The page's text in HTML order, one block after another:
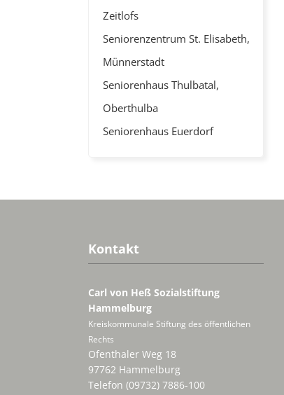
Zeitlofs
Seniorenzentrum St. Elisabeth,
Münnerstadt
Seniorenhaus Thulbatal,
Oberthulba
Seniorenhaus Euerdorf
Kontakt
Carl von Heß Sozialstiftung
Hammelburg
Kreiskommunale Stiftung des öffentlichen
Rechts
Ofenthaler Weg 18
97762 Hammelburg
Telefon (09732) 7886-100